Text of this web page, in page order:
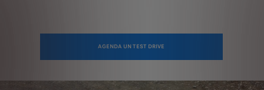
AGENDA UN TEST DRIVE